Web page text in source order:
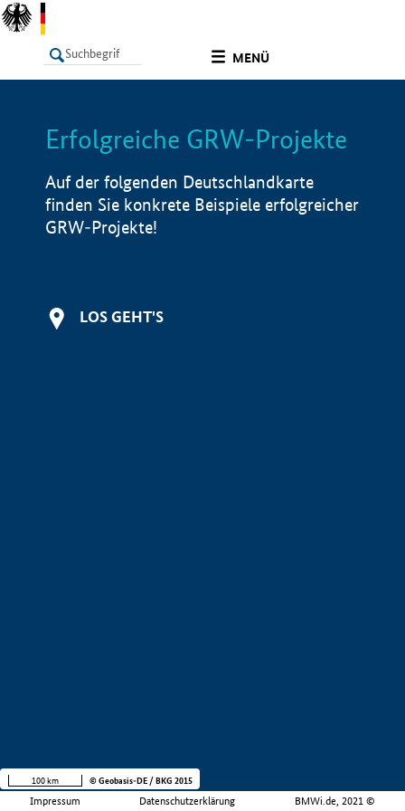
MENÜ
LISTE Info
Erfolgreiche GRW-Projekte
Auf der folgenden Deutschlandkarte
finden Sie konkrete Beispiele erfolgreicher
GRW-Projekte!
LOS GEHT'S
Impressum Datenschutzerklärung BMWi.de, 2021 ©
100 km © Geobasis-DE / BKG 2015